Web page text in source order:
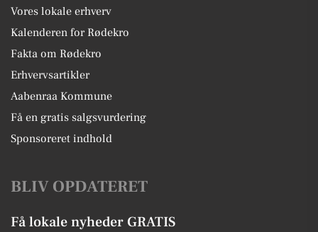
Vores lokale erhverv
Kalenderen for Rødekro
Fakta om Rødekro
Erhvervsartikler
Aabenraa Kommune
Få en gratis salgsvurdering
Sponsoreret indhold
BLIV OPDATERET
Få lokale nyheder GRATIS